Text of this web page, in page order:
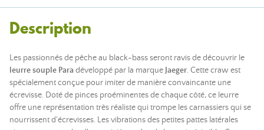
Description
Les passionnés de pêche au black-bass seront ravis de découvrir le
leurre souple Para développé par la marque Jaeger. Cette craw est
spécialement conçue pour imiter de manière convaincante une
écrevisse. Doté de pinces proéminentes de chaque côté, ce leurre
offre une représentation très réaliste qui trompe les carnassiers qui se
nourrissent d'écrevisses. Les vibrations des petites pattes latérales